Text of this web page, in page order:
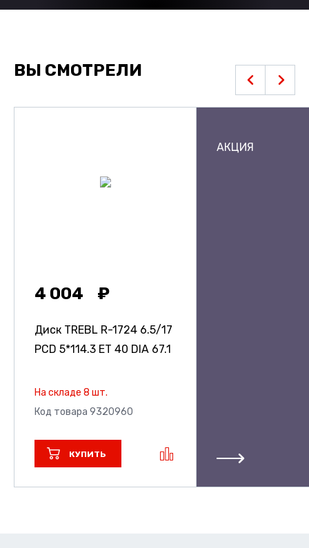
ВЫ СМОТРЕЛИ
4 004
Диск TREBL R-1724 6.5/17
PCD 5*114.3 ET 40 DIA 67.1
На складе 8 шт.
Код товара 9320960
КУПИТЬ
АКЦИЯ